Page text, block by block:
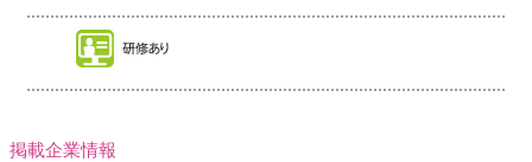
掲載企業情報